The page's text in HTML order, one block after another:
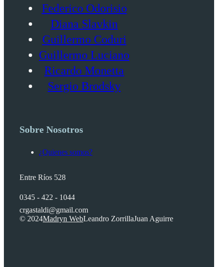
Federico Odorisio
Diana Slavkin
Guillermo Coduri
Guillermo Luciano
Ricardo Monetta
Sergio Brodsky
Sobre Nosotros
¿Quienes somos?
Entre Ríos 528
0345 - 422 - 1044
crgastaldi@gmail.com
© 2024Madryn WebLeandro ZorrillaJuan Aguirre